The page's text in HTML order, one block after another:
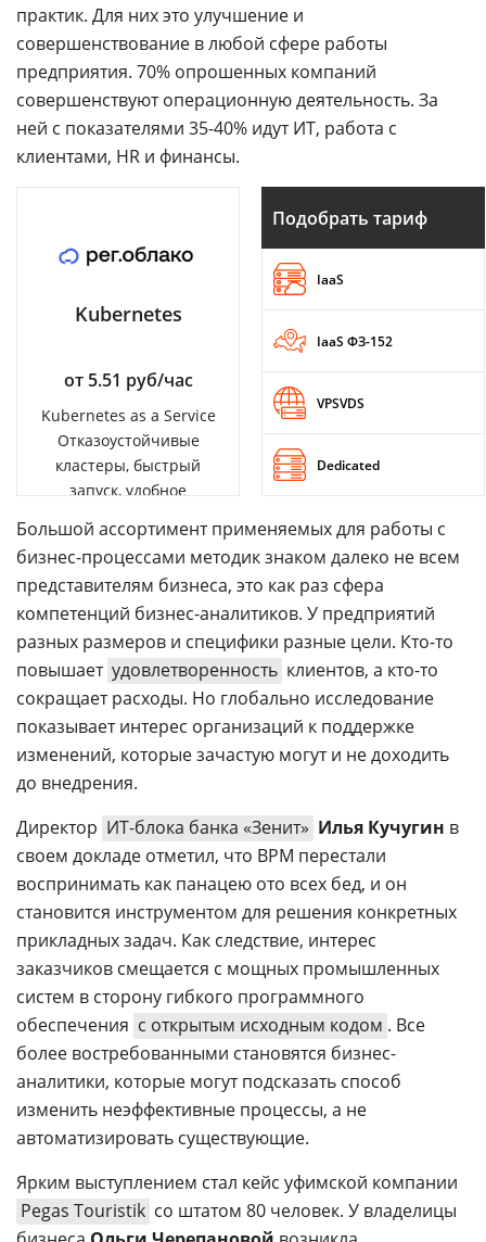
практик. Для них это улучшение и
совершенствование в любой сфере работы
предприятия. 70% опрошенных компаний
совершенствуют операционную деятельность. За
ней с показателями 35-40% идут ИТ, работа с
клиентами, HR и финансы.
Kubernetes
от 5.51 руб/час
Kubernetes as a Service
Отказоустойчивые
кластеры, быстрый
запуск, удобное
Подобрать тариф
IaaS
IaaS ФЗ-152
VPSVDS
Dedicated
Большой ассортимент применяемых для работы с
бизнес-процессами методик знаком далеко не всем
представителям бизнеса, это как раз сфера
компетенций бизнес-аналитиков. У предприятий
разных размеров и специфики разные цели. Кто-то
повышает удовлетворенность клиентов, а кто-то
сокращает расходы. Но глобально исследование
показывает интерес организаций к поддержке
изменений, которые зачастую могут и не доходить
до внедрения.
Директор ИТ-блока банка «Зенит» Илья Кучугин в
своем докладе отметил, что BPM перестали
воспринимать как панацею ото всех бед, и он
становится инструментом для решения конкретных
прикладных задач. Как следствие, интерес
заказчиков смещается с мощных промышленных
систем в сторону гибкого программного
обеспечения с открытым исходным кодом . Все
более востребованными становятся бизнес-
аналитики, которые могут подсказать способ
изменить неэффективные процессы, а не
автоматизировать существующие.
Ярким выступлением стал кейс уфимской компании
Pegas Touristik со штатом 80 человек. У владелицы